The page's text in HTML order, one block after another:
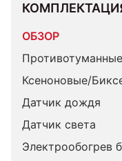
ОБЗОР
Ксеноновые/
Датчик дождя
Датчик света
Электрообогрев